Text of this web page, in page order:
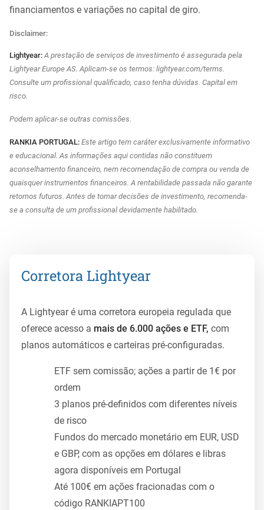
financiamentos e variações no capital de giro.
Disclaimer:
Lightyear:A prestação de serviços de investimento é assegurada pela
Lightyear Europe AS. Aplicam-se os termos: lightyear.com/terms.
Consulte um profissional qualificado, caso tenha dúvidas. Capital em
risco.
Podem aplicar-se outras comissões.
RANKIA PORTUGAL: Este artigo tem caráter exclusivamente informativo
e educacional. As informações aqui contidas não constituem
aconselhamento financeiro, nem recomendação de compra ou venda de
quaisquer instrumentos financeiros. A rentabilidade passada não garante
retornos futuros. Antes de tomar decisões de investimento, recomenda-
se a consulta de um profissional devidamente habilitado.
Corretora Lightyear
A Lightyear é uma corretora europeia regulada que
oferece acesso a mais de 6.000 ações e ETF, com
planos automáticos e carteiras pré-configuradas.
ETF sem comissão; ações a partir de 1€ por
ordem
3 planos pré-definidos com diferentes níveis
de risco
Fundos do mercado monetário em EUR, USD
e GBP, com as opções em dólares e libras
agora disponíveis em Portugal
Até 100€ em ações fracionadas com o
código RANKIAPT100